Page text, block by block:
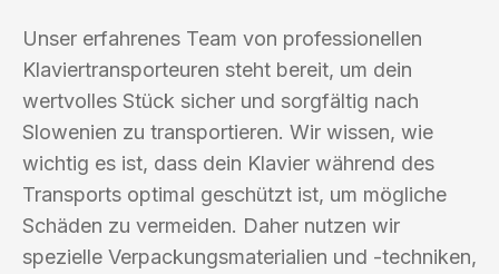
Unser erfahrenes Team von professionellen
Klaviertransporteuren steht bereit, um dein
wertvolles Stück sicher und sorgfältig nach
Slowenien zu transportieren. Wir wissen, wie
wichtig es ist, dass dein Klavier während des
Transports optimal geschützt ist, um mögliche
Schäden zu vermeiden. Daher nutzen wir
spezielle Verpackungsmaterialien und -techniken,